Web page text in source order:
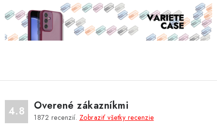
p
s
4.8 Overené zákazníkmi
1872 recenzií. Zobraziť všetky recenzie